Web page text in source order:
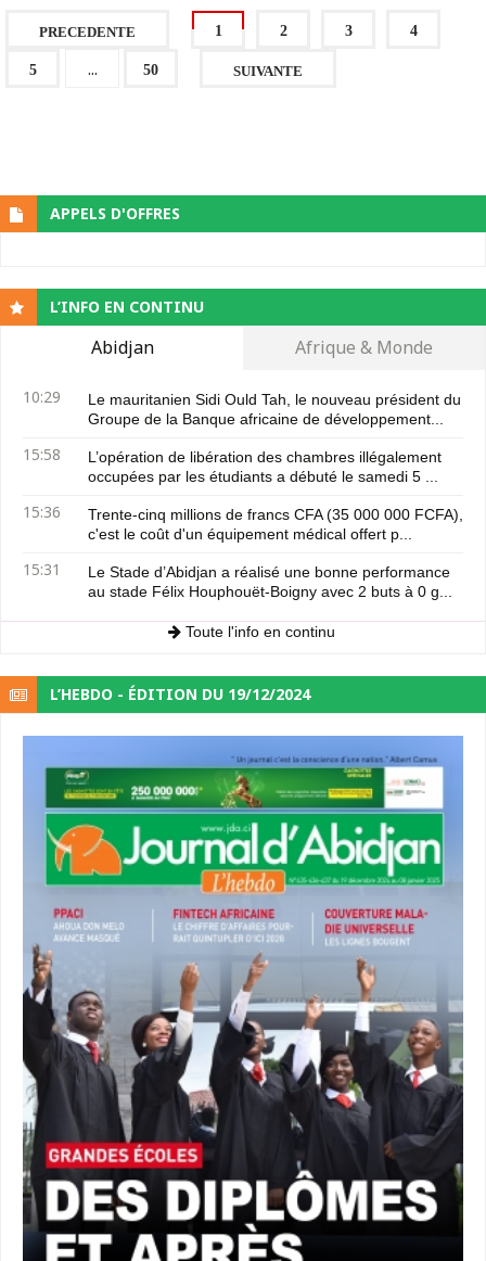
PRECEDENTE 1 2 3 4
5 ... 50 SUIVANTE
APPELS D'OFFRES
L’INFO EN CONTINU
Abidjan Afrique & Monde
10:29
Le mauritanien Sidi Ould Tah, le nouveau président du
Groupe de la Banque africaine de développement...
15:58
L’opération de libération des chambres illégalement
occupées par les étudiants a débuté le samedi 5 ...
15:36
Trente-cinq millions de francs CFA (35 000 000 FCFA),
c'est le coût d'un équipement médical offert p...
15:31
Le Stade d’Abidjan a réalisé une bonne performance
au stade Félix Houphouët-Boigny avec 2 buts à 0 g...
Toute l'info en continu
L’HEBDO - ÉDITION DU 19/12/2024